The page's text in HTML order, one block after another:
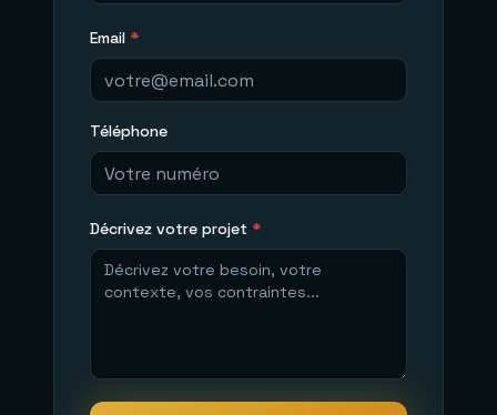
Email *
Téléphone
Décrivez votre projet *